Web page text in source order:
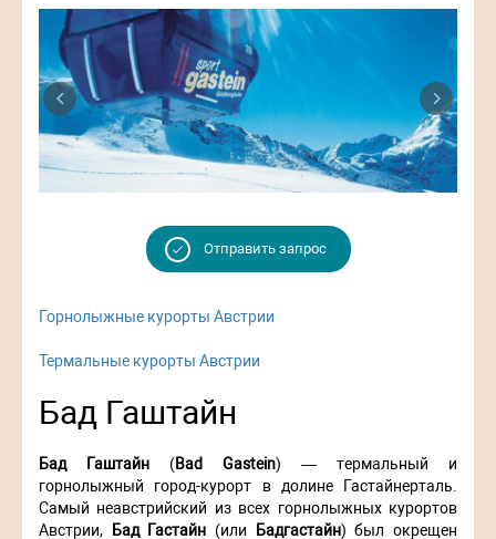
Previous Next
Отправить запрос
Горнолыжные курорты Австрии
Термальные курорты Австрии
Бад Гаштайн
Бад Гаштайн (Bad Gastein) — термальный и
горнолыжный город-курорт в долине Гастайнерталь.
Самый неавстрийский из всех горнолыжных курортов
Австрии,
Бад Гастайн (или Бадгастайн) был окрещен